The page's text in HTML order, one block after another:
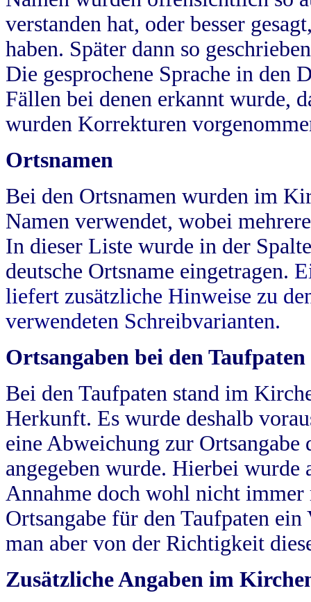
verstanden hat, oder besser
haben. Später dann so
Die gesprochene Sprache in
Fällen bei denen erkannt wurde,
wurden Korrekturen
Ortsnamen
Bei den Ortsnamen wurden im
Namen verwendet, wobei
In dieser Liste wurde in der
deutsche Ortsname eingetragen.
liefert zusätzliche Hinweise zu
verwendeten Schreibvarianten.
Ortsangaben bei den Taufpaten
Bei den Taufpaten stand im
Herkunft. Es wurde deshalb
eine Abweichung zur
angegeben wurde. Hierbei wurde
Annahme doch wohl nicht
Ortsangabe für den Taufpaten
man aber von der Richtigkeit
Zusätzliche Angaben im